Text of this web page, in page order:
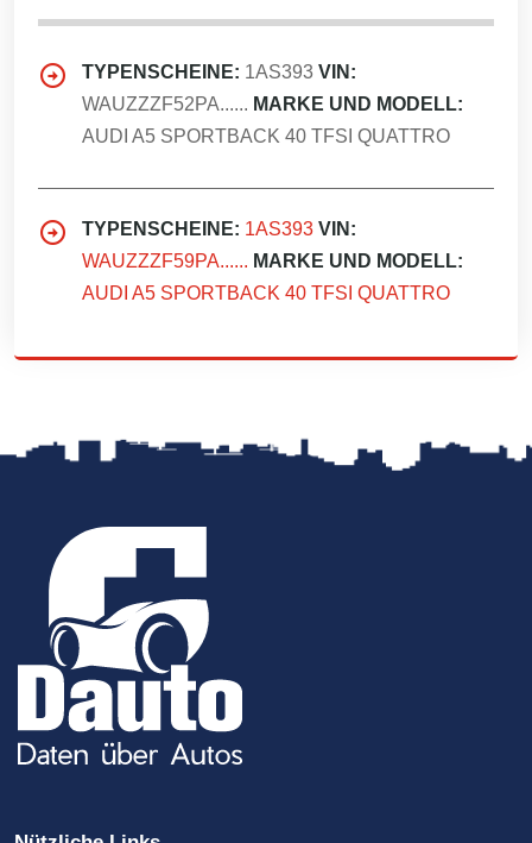
TYPENSCHEINE: 1AS393 VIN:
WAUZZZF52PA...... MARKE UND MODELL:
AUDI A5 SPORTBACK 40 TFSI QUATTRO
TYPENSCHEINE: 1AS393 VIN:
WAUZZZF59PA...... MARKE UND MODELL:
AUDI A5 SPORTBACK 40 TFSI QUATTRO